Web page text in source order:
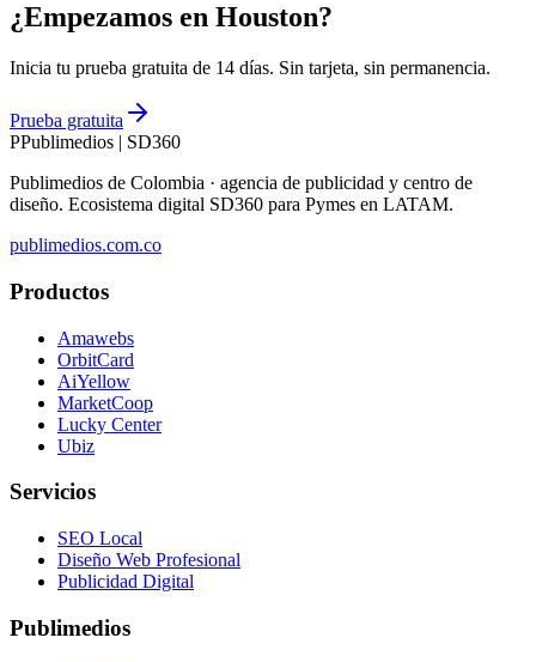
¿Empezamos en Houston?
Inicia tu prueba gratuita de 14 días. Sin tarjeta, sin permanencia.
Prueba gratuita
PPublimedios | SD360
Publimedios de Colombia · agencia de publicidad y centro de
diseño. Ecosistema digital SD360 para Pymes en LATAM.
publimedios.com.co
Productos
Amawebs
OrbitCard
AiYellow
MarketCoop
Lucky Center
Ubiz
Servicios
SEO Local
Diseño Web Profesional
Publicidad Digital
Publimedios